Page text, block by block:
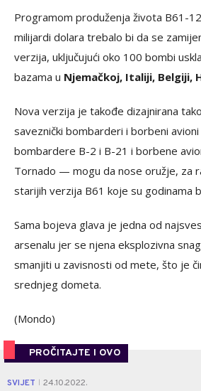
Programom produženja života B61-
milijardi dolara trebalo bi da se
verzija, uključujući oko 100 bombi
bazama u Njemačkoj, Italiji, Belgiji,
Nova verzija je takođe dizajnirana
saveznički bombarderi i borbeni
bombardere B-2 i B-21 i borbene
Tornado — mogu da nose oružje, za
starijih verzija B61 koje su godinama
Sama bojeva glava je jedna od
arsenalu jer se njena eksplozivna
smanjiti u zavisnosti od mete, što je
srednjeg dometa.
(Mondo)
PROČITAJTE I OVO
SVIJET 24.10.2022.